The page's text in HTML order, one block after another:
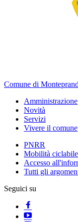
Comune di
Amministrazione
Novità
Servizi
Vivere il comune
PNRR
Mobilità
Accesso
Tutti gli
Seguici su